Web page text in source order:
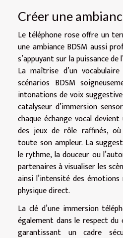
Créer une
Le téléphone rose offre un
une ambiance BDSM aussi
s’appuyant sur la puissance
La maîtrise d’un
scénarios BDSM
intonations de voix
catalyseur d’immersion
chaque échange vocal
des jeux de rôle raffinés,
toute son ampleur. La
le rythme, la douceur ou
partenaires à visualiser les
ainsi l’intensité des
physique direct.
La clé d’une immersion
également dans le respect du
garantissant un cadre